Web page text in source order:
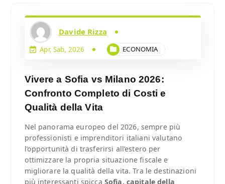
Davide Rizza
Apr, Sab, 2026 ECONOMIA
Vivere a Sofia vs Milano 2026:
Confronto Completo di Costi e
Qualità della Vita
Nel panorama europeo del 2026, sempre più
professionisti e imprenditori italiani valutano
l’opportunità di trasferirsi all’estero per
ottimizzare la propria situazione fiscale e
migliorare la qualità della vita. Tra le destinazioni
più interessanti spicca Sofia, capitale della